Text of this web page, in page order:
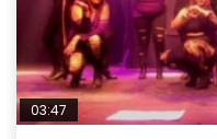
03:47